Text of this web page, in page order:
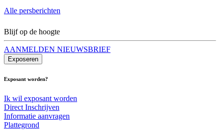
Alle persberichten
Blijf op de hoogte
AANMELDEN NIEUWSBRIEF
Exposeren
Exposant worden?
Ik wil exposant worden
Direct Inschrijven
Informatie aanvragen
Plattegrond